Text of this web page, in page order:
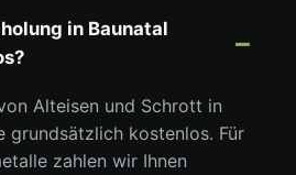
in Baunatal
Alteisen und Schrott in
grundsätzlich kostenlos. Für
zahlen wir Ihnen